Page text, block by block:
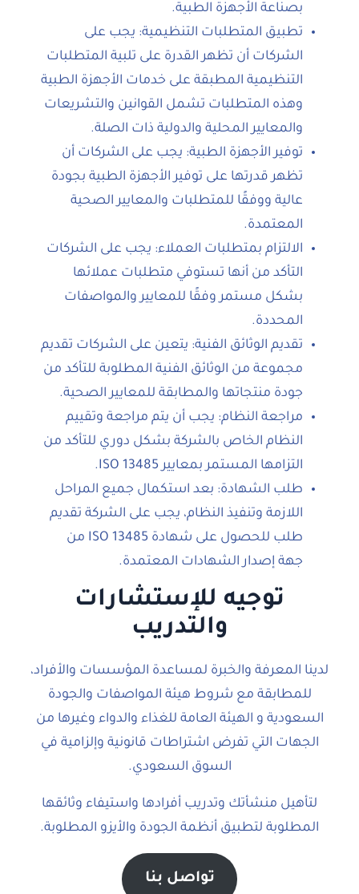
بصناعة الأجهزة الطبية.
تطبيق المتطلبات التنظيمية: يجب على
الشركات أن تظهر القدرة على تلبية المتطلبات
التنظيمية المطبقة على خدمات الأجهزة الطبية
وهذه المتطلبات تشمل القوانين والتشريعات
والمعايير المحلية والدولية ذات الصلة.
توفير الأجهزة الطبية: يجب على الشركات أن
تظهر قدرتها على توفير الأجهزة الطبية بجودة
عالية ووفقًا للمتطلبات والمعايير الصحية
المعتمدة.
الالتزام بمتطلبات العملاء: يجب على الشركات
التأكد من أنها تستوفي متطلبات عملائها
بشكل مستمر وفقًا للمعايير والمواصفات
المحددة.
تقديم الوثائق الفنية: يتعين على الشركات تقديم
مجموعة من الوثائق الفنية المطلوبة للتأكد من
جودة منتجاتها والمطابقة للمعايير الصحية.
مراجعة النظام: يجب أن يتم مراجعة وتقييم
النظام الخاص بالشركة بشكل دوري للتأكد من
التزامها المستمر بمعايير ISO 13485.
طلب الشهادة: بعد استكمال جميع المراحل
اللازمة وتنفيذ النظام، يجب على الشركة تقديم
طلب للحصول على شهادة ISO 13485 من
جهة إصدار الشهادات المعتمدة.
توجيه للإستشارات
والتدريب
لدينا المعرفة والخبرة لمساعدة المؤسسات والأفراد،
للمطابقة مع شروط هيئة المواصفات والجودة
السعودية و الهيئة العامة للغذاء والدواء وغيرها من
الجهات التي تفرض اشتراطات قانونية وإلزامية في
السوق السعودي.
لتأهيل منشأتك وتدريب أفرادها واستيفاء وثائقها
المطلوبة لتطبيق أنظمة الجودة والأيزو المطلوبة.
تواصل بنا